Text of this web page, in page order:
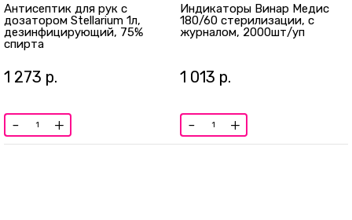
Антисептик для рук с
дозатором Stellarium 1л,
дезинфицирующий, 75%
спирта
1 273 р.
- +
Индикаторы Винар Медис
180/60 стерилизации, с
журналом, 2000шт/уп
1 013 р.
- +